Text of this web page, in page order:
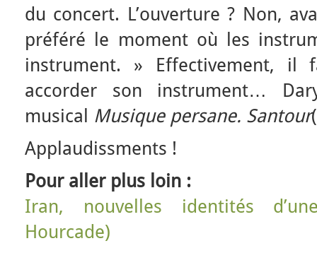
du concert. L’ouverture ? Non,
préféré le moment où les
instrument. » Effectivement, il
accorder son instrument…
musical Musique persane. Santour
Applaudissments !
Pour aller plus loin :
Iran, nouvelles identités
Hourcade)